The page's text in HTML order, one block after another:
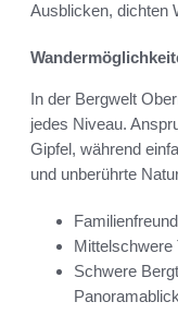
Ausblicken, dichten
In der Bergwelt
jedes Niveau.
Gipfel, während
und unberührte
Mittelschwere
Schwere